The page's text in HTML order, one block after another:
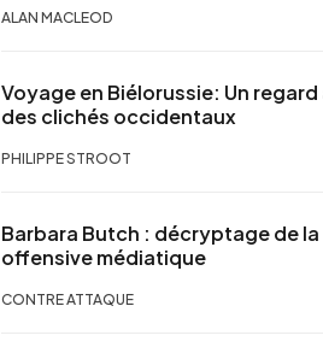
ALAN MACLEOD
Voyage en Biélorussie: Un
des clichés occidentaux
PHILIPPE STROOT
Barbara Butch : décryptage de
offensive médiatique
CONTRE ATTAQUE